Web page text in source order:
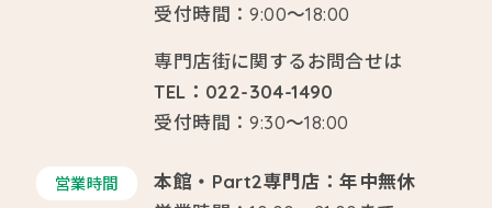
受付時間：9:00～18:00
専門店街に関するお問合せは
TEL：022-304-1490
受付時間：9:30～18:00
営業時間
本館・Part2専門店：年中無休